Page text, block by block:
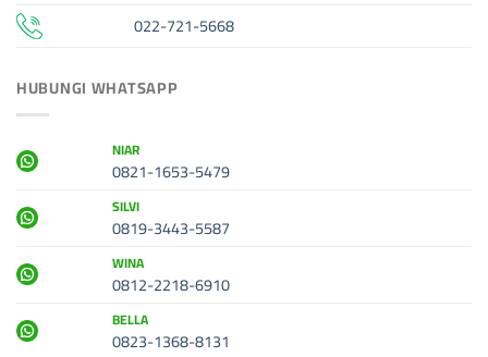
022-721-5668
HUBUNGI WHATSAPP
NIAR
0821-1653-5479
SILVI
0819-3443-5587
WINA
0812-2218-6910
BELLA
0823-1368-8131